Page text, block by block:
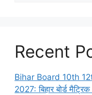
Recent
Bihar Board 10th
2027: बिहार बोर्ड